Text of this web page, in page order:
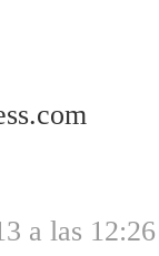
a las 12:26